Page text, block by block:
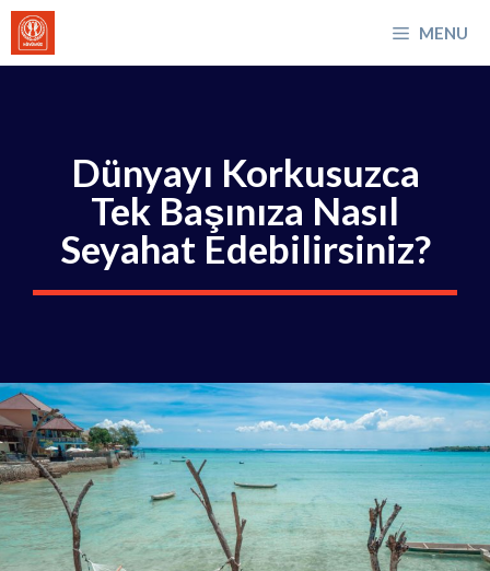
İçeriğe
atla
MENU
Dünyayı Korkusuzca
Tek Başınıza Nasıl
Seyahat Edebilirsiniz?